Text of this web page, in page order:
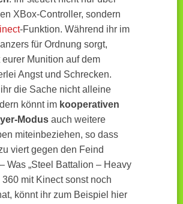
XBox-Controller, sondern
-Funktion. Während ihr im
für Ordnung sorgt,
Munition auf dem
Angst und Schrecken.
die Sache nicht alleine
könnt im kooperativen
Modus auch weitere
miteinbeziehen, so dass
viert gegen den Feind
Was „Steel Battalion – Heavy
360 mit Kinect sonst noch
könnt ihr zum Beispiel hier